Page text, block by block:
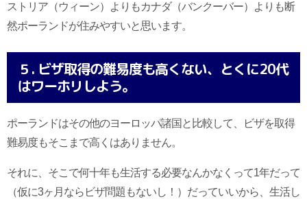
ストリア（ウィーン）よりもカナダ（バンクーバー）よりも断
然ポーランドが住みやすいと思います。
５. ビザ取得の難易度も高くない、とくに20代
はワーホリしよう。
ポーランドはその他のヨーロッパ諸国と比較して、ビザを取得
難易度もそこまで高くはありません。
それに、そこで何十年も生活する必要なんかなくって1年だって
（仮に3ヶ月ならビザ問題もないし！）だっていいから、生活し